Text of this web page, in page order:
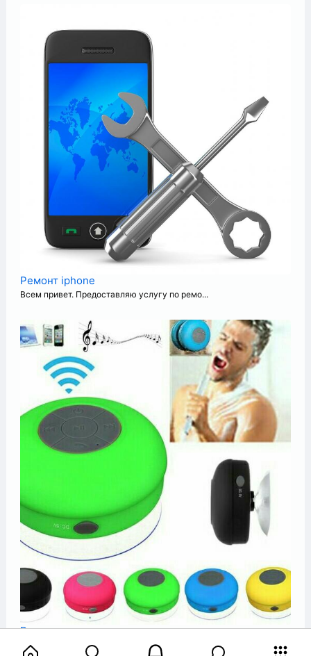
+
Ремонт iphone
Всем привет. Предоставляю услугу по ремо...
Водонепроницаемая колонка
Вашему вниманию представленна беспроводн...